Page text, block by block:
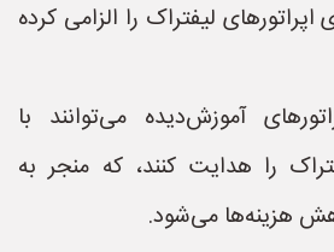
لیفتراک را الزامی کرده
آموزش‌دیده می‌توانند با
را هدایت کنند، که منجر به
هزینه‌ها می‌شود.